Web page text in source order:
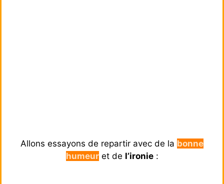
Allons essayons de repartir avec de la bonne
humeuret de l’ironie: